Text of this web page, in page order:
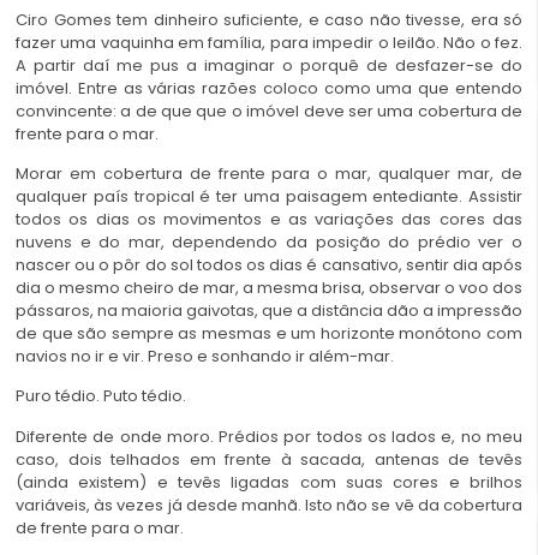
Ciro Gomes tem dinheiro suficiente, e caso não tivesse, era só
fazer uma vaquinha em família, para impedir o leilão. Não o fez.
A partir daí me pus a imaginar o porquê de desfazer-se do
imóvel. Entre as várias razões coloco como uma que entendo
convincente: a de que que o imóvel deve ser uma cobertura de
frente para o mar.
Morar em cobertura de frente para o mar, qualquer mar, de
qualquer país tropical é ter uma paisagem entediante. Assistir
todos os dias os movimentos e as variações das cores das
nuvens e do mar, dependendo da posição do prédio ver o
nascer ou o pôr do sol todos os dias é cansativo, sentir dia após
dia o mesmo cheiro de mar, a mesma brisa, observar o voo dos
pássaros, na maioria gaivotas, que a distância dão a impressão
de que são sempre as mesmas e um horizonte monótono com
navios no ir e vir. Preso e sonhando ir além-mar.
Puro tédio. Puto tédio.
Diferente de onde moro. Prédios por todos os lados e, no meu
caso, dois telhados em frente à sacada, antenas de tevês
(ainda existem) e tevês ligadas com suas cores e brilhos
variáveis, às vezes já desde manhã. Isto não se vê da cobertura
de frente para o mar.